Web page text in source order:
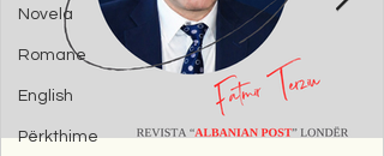
Novela
Romane
English
Përkthime